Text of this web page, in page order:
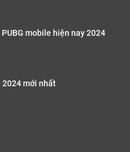
mobile hiện nay 2024
2024 mới nhất